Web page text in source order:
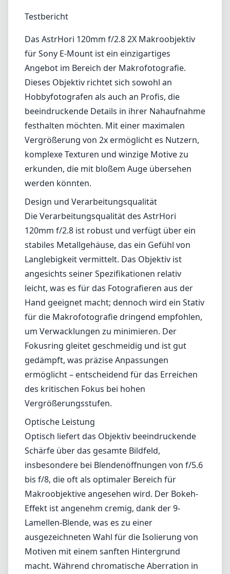
komplexe Texturen und winzige Motive zu
erkunden, die mit bloßem Auge übersehen
werden könnten.
Design und Verarbeitungsqualität
Die Verarbeitungsqualität des AstrHori
120mm f/2.8 ist robust und verfügt über ein
stabiles Metallgehäuse, das ein Gefühl von
Langlebigkeit vermittelt. Das Objektiv ist
angesichts seiner Spezifikationen relativ
leicht, was es für das Fotografieren aus der
Hand geeignet macht; dennoch wird ein Stativ
für die Makrofotografie dringend empfohlen,
um Verwacklungen zu minimieren. Der
Fokusring gleitet geschmeidig und ist gut
gedämpft, was präzise Anpassungen
ermöglicht – entscheidend für das Erreichen
des kritischen Fokus bei hohen
Vergrößerungsstufen.
Optische Leistung
Optisch liefert das Objektiv beeindruckende
Schärfe über das gesamte Bildfeld,
insbesondere bei Blendenöffnungen von f/5.6
bis f/8, die oft als optimaler Bereich für
Makroobjektive angesehen wird. Der Bokeh-
Effekt ist angenehm cremig, dank der 9-
Lamellen-Blende, was es zu einer
ausgezeichneten Wahl für die Isolierung von
Motiven mit einem sanften Hintergrund
macht. Während chromatische Aberration in
der Regel gut kontrolliert ist, können in
hochkontrastierenden Bereichen, besonders
bei weiteren Blendenöffnungen, leichte
Farbsäume sichtbar werden. Die
Blendenreflexion ist ebenfalls lobenswert,
obwohl die Verwendung eines
Gegenlichtblends für optimale Ergebnisse
empfehlenswert ist.
Makrofähigkeiten